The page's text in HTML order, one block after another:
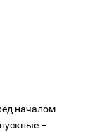
началом
–